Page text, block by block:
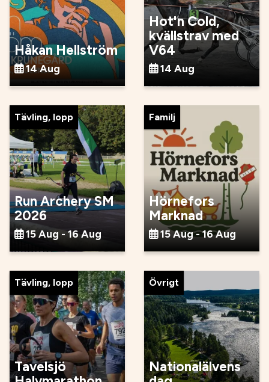
Håkan Hellström
14 Aug
Hot'n Cold,
kvällstrav med
V64
14 Aug
Tävling, lopp
Run Archery SM
2026
15 Aug - 16 Aug
Familj
Hörnefors
Marknad
15 Aug - 16 Aug
Tävling, lopp
Tavelsjö
Övrigt
Nationalälvens